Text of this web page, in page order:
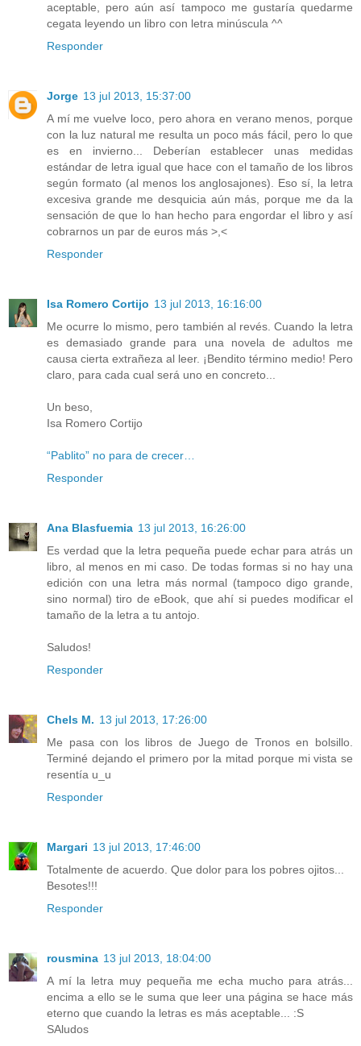
aceptable, pero aún así tampoco me gustaría quedarme
cegata leyendo un libro con letra minúscula ^^
Responder
Jorge 13 jul 2013, 15:37:00
A mí me vuelve loco, pero ahora en verano menos, porque
con la luz natural me resulta un poco más fácil, pero lo que
es en invierno... Deberían establecer unas medidas
estándar de letra igual que hace con el tamaño de los libros
según formato (al menos los anglosajones). Eso sí, la letra
excesiva grande me desquicia aún más, porque me da la
sensación de que lo han hecho para engordar el libro y así
cobrarnos un par de euros más >,<
Responder
Isa Romero Cortijo 13 jul 2013, 16:16:00
Me ocurre lo mismo, pero también al revés. Cuando la letra
es demasiado grande para una novela de adultos me
causa cierta extrañeza al leer. ¡Bendito término medio! Pero
claro, para cada cual será uno en concreto...
Un beso,
Isa Romero Cortijo
“Pablito” no para de crecer…
Responder
Ana Blasfuemia 13 jul 2013, 16:26:00
Es verdad que la letra pequeña puede echar para atrás un
libro, al menos en mi caso. De todas formas si no hay una
edición con una letra más normal (tampoco digo grande,
sino normal) tiro de eBook, que ahí si puedes modificar el
tamaño de la letra a tu antojo.
Saludos!
Responder
Chels M. 13 jul 2013, 17:26:00
Me pasa con los libros de Juego de Tronos en bolsillo.
Terminé dejando el primero por la mitad porque mi vista se
resentía u_u
Responder
Margari 13 jul 2013, 17:46:00
Totalmente de acuerdo. Que dolor para los pobres ojitos...
Besotes!!!
Responder
rousmina 13 jul 2013, 18:04:00
A mí la letra muy pequeña me echa mucho para atrás...
encima a ello se le suma que leer una página se hace más
eterno que cuando la letras es más aceptable... :S
SAludos